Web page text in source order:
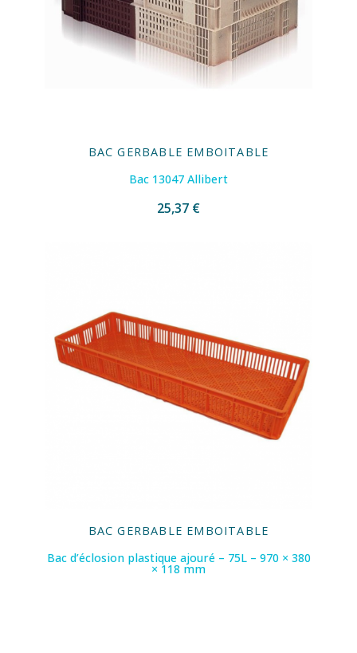
BAC GERBABLE EMBOITABLE
Bac 13047 Allibert
25,37 €
BAC GERBABLE EMBOITABLE
Bac d’éclosion plastique ajouré – 75L – 970 × 380
× 118 mm